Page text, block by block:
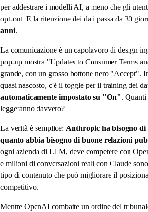
per addestrare i modelli AI, a meno che gli
opt-out. E la ritenzione dei dati passa da 30
anni.
La comunicazione è un capolavoro di design
pop-up mostra "Updates to Consumer Terms
grande, con un grosso bottone nero "Accept".
quasi nascosto, c'è il toggle per il training dei
automaticamente impostato su "On". Quanti
leggeranno davvero?
La verità è semplice: Anthropic ha bisogno
quanto abbia bisogno di buone relazioni
ogni azienda di LLM, deve competere con
e milioni di conversazioni reali con Claude
tipo di contenuto che può migliorare il
competitivo.
Mentre OpenAI combatte un ordine del